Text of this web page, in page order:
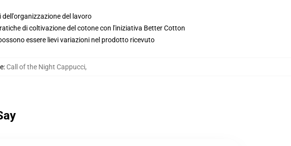
del lavoro
di coltivazione del cotone con l'iniziativa Better Cotton
essere lievi variazioni nel prodotto ricevuto
: Call of the Night Cappucci,